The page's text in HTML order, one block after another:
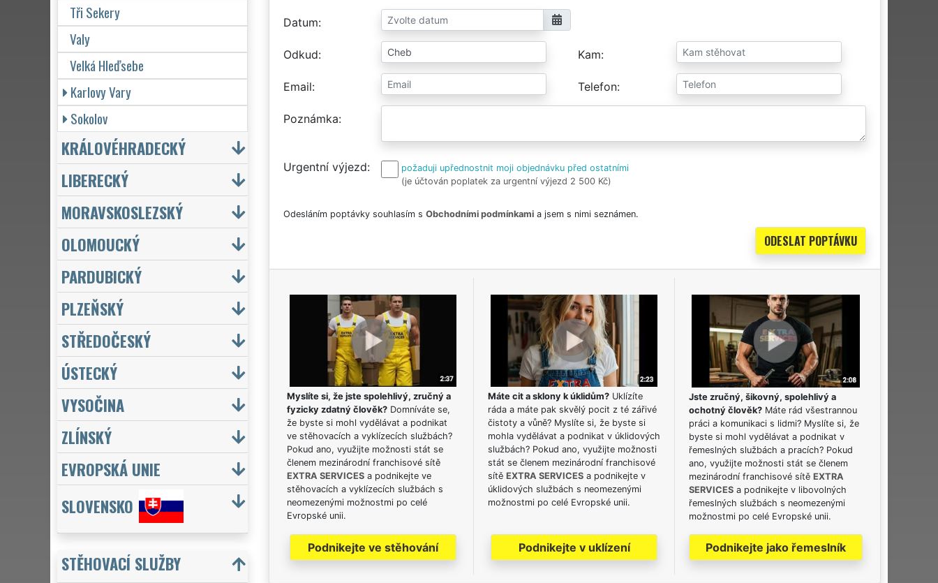
Datum
Odkud Kam
Email Telefon
Poznámka
Urgentní výjezd
požaduji upřednostnit moji objednávku před ostatními
(je účtován poplatek za urgentní výjezd 2 500 Kč)
Odesláním poptávky souhlasím s Obchodními podmínkamia jsem s nimi seznámen.
Myslíte si, že jste spolehlivý, zručný a
fyzicky zdatný člověk?Domníváte se,
že byste si mohl vydělávat a podnikat
ve stěhovacích a vyklízecích službách?
Pokud ano, využijte možnosti stát se
členem mezinárodní franchisové sítě
EXTRA SERVICESa podnikejte ve
stěhovacích a vyklízecích službách s
neomezenými možnostmi po celé
Evropské unii.
Podnikejte ve stěhování
Máte cit a sklony k úklidům?Uklízíte
ráda a máte pak skvělý pocit z té zářivé
čistoty a vůně? Myslíte si, že byste si
mohla vydělávat a podnikat v úklidových
službách? Pokud ano, využijte možnosti
stát se členem mezinárodní franchisové
sítě EXTRA SERVICESa podnikejte v
úklidových službách s neomezenými
možnostmi po celé Evropské unii.
Podnikejte v uklízení
Jste zručný, šikovný, spolehlivý a
ochotný člověk? Máte rád všestrannou
práci a komunikaci s lidmi? Myslíte si, že
byste si mohl vydělávat a podnikat v
řemeslných službách a pracích? Pokud
ano, využijte možnosti stát se členem
mezinárodní franchisové sítě EXTRA
SERVICES a podnikejte v libovolných
řemeslných službách s neomezenými
možnostmi po celé Evropské unii.
Podnikejte jako řemeslník
Tři Sekery
Valy
Velká Hleďsebe
Karlovy Vary
Sokolov
KRÁLOVÉHRADECKÝ
LIBERECKÝ
MORAVSKOSLEZSKÝ
OLOMOUCKÝ
PARDUBICKÝ
PLZEŇSKÝ
STŘEDOČESKÝ
ÚSTECKÝ
VYSOČINA
ZLÍNSKÝ
EVROPSKÁ UNIE
SLOVENSKO
STĚHOVACÍ SLUŽBY